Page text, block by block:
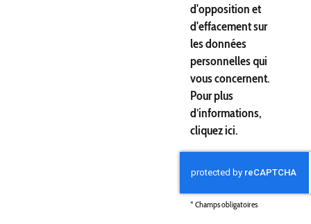
d'opposition et
d'effacement sur
les données
personnelles qui
vous concernent.
Pour plus
d’informations,
cliquezici.
* Champs obligatoires